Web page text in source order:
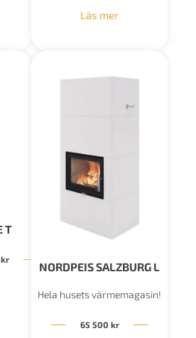
Läs mer
T
krPrisintervall: 99 200 kr till 102 500 kr
NORDPEIS SALZBURG L
Hela husets värmemagasin!
65 500 kr